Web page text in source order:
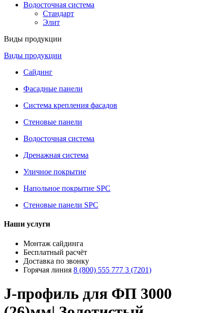
Водосточная система
Стандарт
Элит
Виды продукции
Виды продукции
Сайдинг
Фасадные панели
Система крепления фасадов
Стеновые панели
Водосточная система
Дренажная система
Уличное покрытие
Напольное покрытие SPC
Стеновые панели SPC
Наши услуги
Монтаж сайдинга
Бесплатный расчёт
Доставка по звонку
Горячая линия 8 (800) 555 777 3 (7201)
J-профиль для ФП 3000